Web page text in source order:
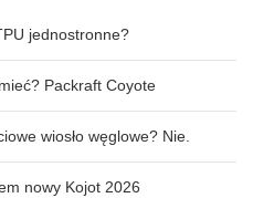
jednostronne?
Packraft Coyote
wiosło węglowe? Nie.
nowy Kojot 2026